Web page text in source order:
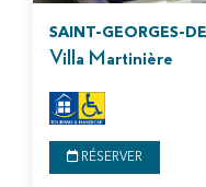
SAINT-GEORGES-
Villa Martinière
RÉSERVER